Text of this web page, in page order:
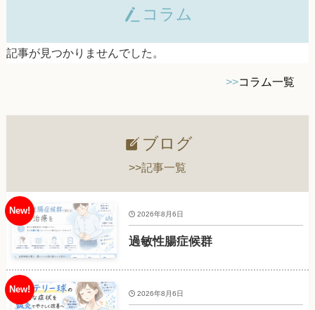
コラム
記事が見つかりませんでした。
>>コラム一覧
ブログ
>>記事一覧
過敏性腸症候群
2026年8月6日
2026年8月6日